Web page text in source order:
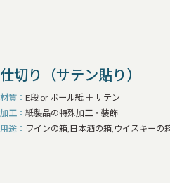
仕切り（サテン貼り）
材質
E段 or ボール紙 ＋ サテン
加工
紙製品の特殊加工・装飾
用途
ワインの箱,日本酒の箱,ウイスキーの